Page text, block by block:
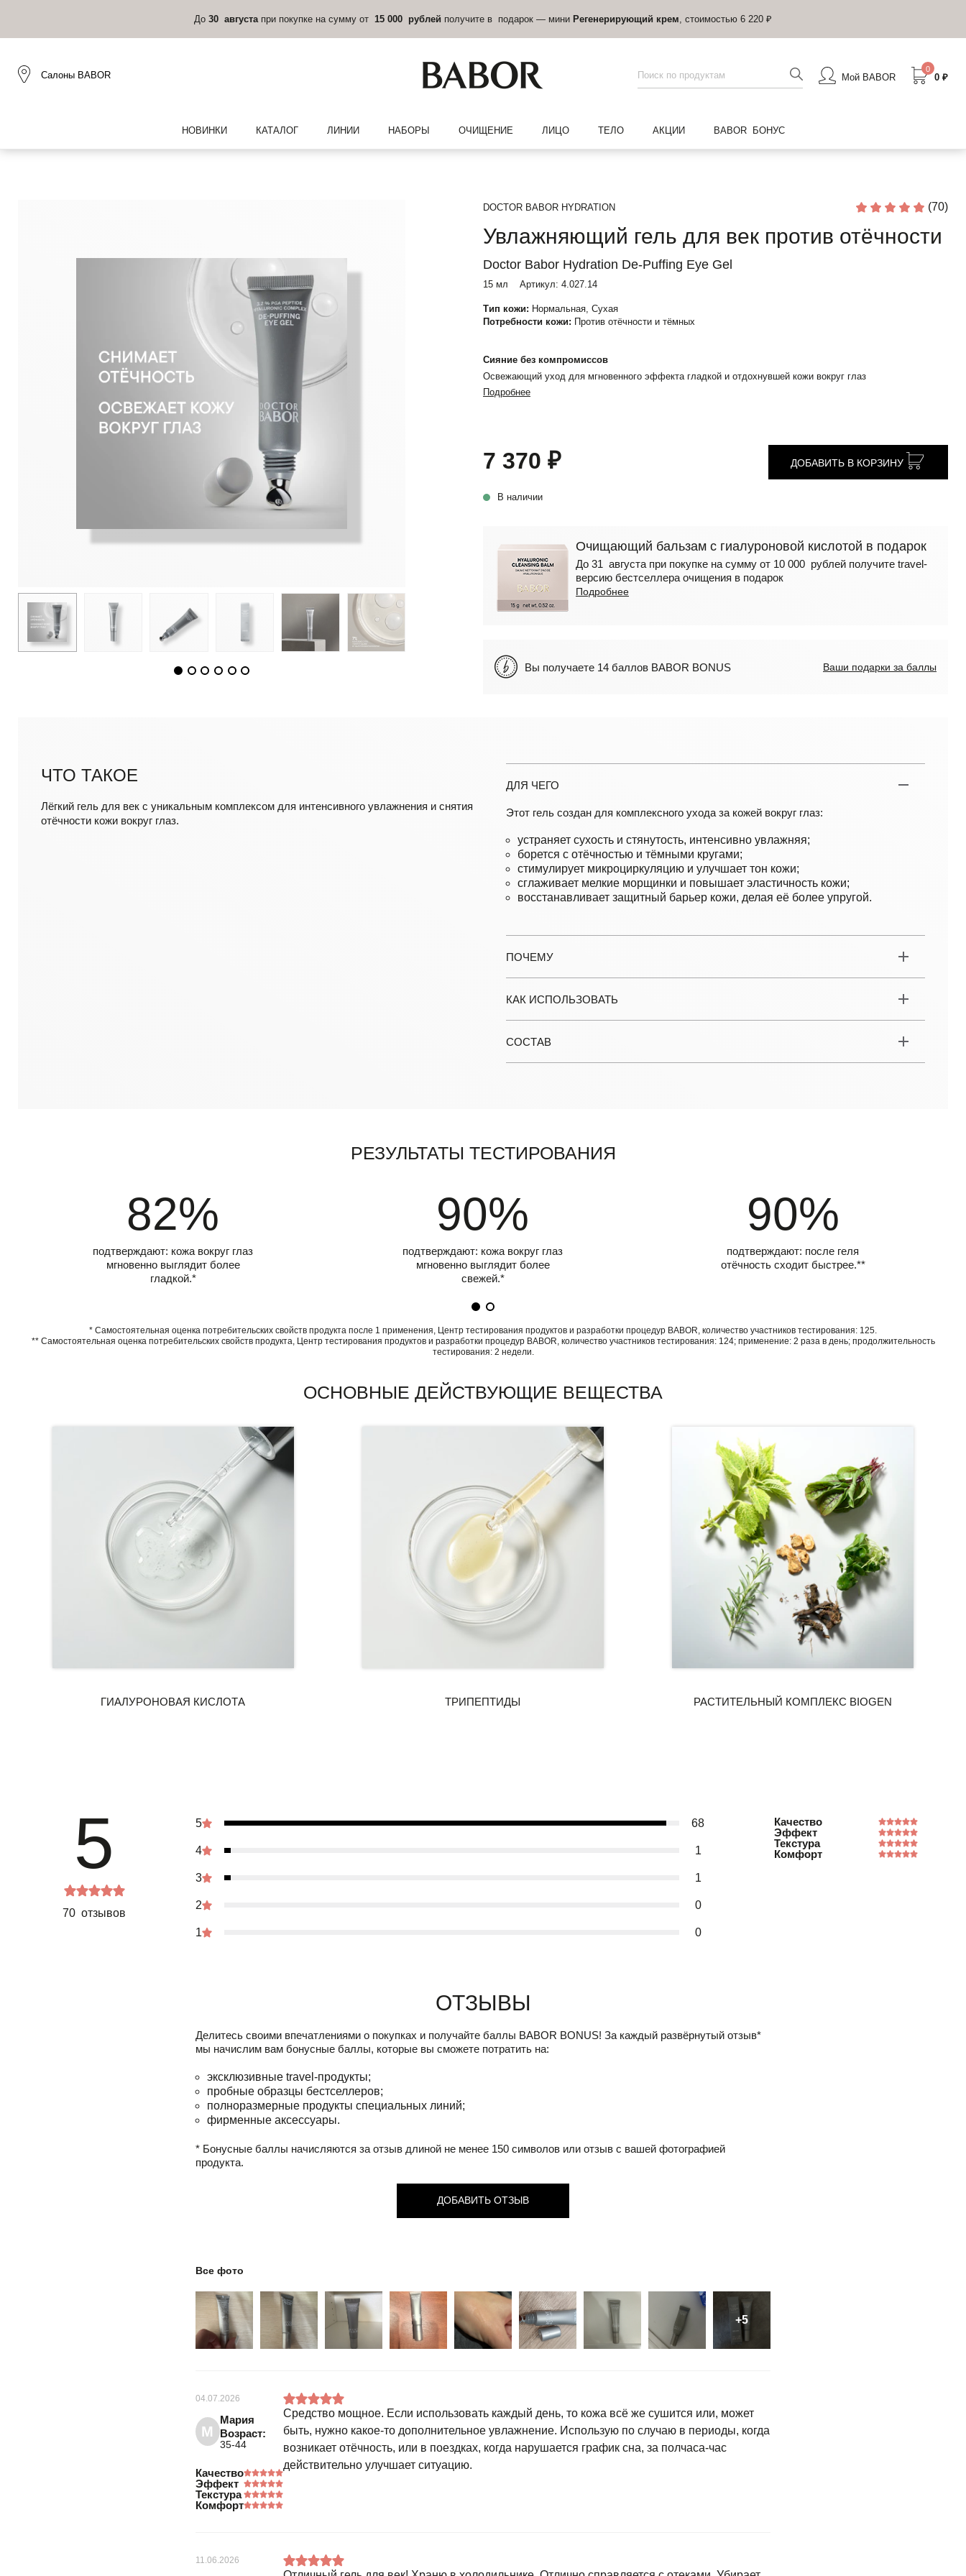
До 30 августа при покупке на сумму от 15 000 рублей получите в подарок — мини Регенерирующий крем , стоимостью 6 220 ₽
Салоны BABOR Мой BABOR
0
0 ₽
НОВИНКИ КАТАЛОГ ЛИНИИ НАБОРЫ ОЧИЩЕНИЕ ЛИЦО ТЕЛО АКЦИИ BABOR БОНУС
DOCTOR BABOR HYDRATION (70)
Увлажняющий гель для век против отёчности
Doctor Babor Hydration De-Puffing Eye Gel
15 мл Артикул: 4.027.14
Тип кожи: Нормальная, Сухая
Потребности кожи: Против отёчности и тёмных
Сияние без компромиссов
Освежающий уход для мгновенного эффекта гладкой и отдохнувшей кожи вокруг глаз
Подробнее
7 370 ₽
В наличии
ДОБАВИТЬ В КОРЗИНУ
Очищающий бальзам с гиалуроновой кислотой в подарок
До 31 августа при покупке на сумму от 10 000 рублей получите travel-
версию бестселлера очищения в подарок
Подробнее
Вы получаете 14 баллов BABOR BONUS Ваши подарки за баллы
ЧТО ТАКОЕ
Лёгкий гель для век с уникальным комплексом для интенсивного увлажнения и снятия
отёчности кожи вокруг глаз.
ДЛЯ ЧЕГО
Этот гель создан для комплексного ухода за кожей вокруг глаз:
устраняет сухость и стянутость, интенсивно увлажняя;
борется с отёчностью и тёмными кругами;
стимулирует микроциркуляцию и улучшает тон кожи;
сглаживает мелкие морщинки и повышает эластичность кожи;
восстанавливает защитный барьер кожи, делая её более упругой.
ПОЧЕМУ
КАК ИСПОЛЬЗОВАТЬ
СОСТАВ
Результаты тестирования
82%
подтверждают: кожа вокруг глаз
мгновенно выглядит более
гладкой.*
90%
подтверждают: кожа вокруг глаз
мгновенно выглядит более
свежей.*
90%
подтверждают: после геля
отёчность сходит быстрее.**
* Самостоятельная оценка потребительских свойств продукта после 1 применения, Центр тестирования продуктов и разработки процедур BABOR, количество участников тестирования: 125.
** Самостоятельная оценка потребительских свойств продукта, Центр тестирования продуктов и разработки процедур BABOR, количество участников тестирования: 124; применение: 2 раза в день; продолжительность
тестирования: 2 недели.
ОСНОВНЫЕ ДЕЙСТВУЮЩИЕ ВЕЩЕСТВА
5
70 отзывов
5 68
4 1
3 1
2 0
1 0
Качество
Эффект
Текстура
Комфорт
Отзывы
Делитесь своими впечатлениями о покупках и получайте баллы BABOR BONUS! За каждый развёрнутый отзыв*
мы начислим вам бонусные баллы, которые вы сможете потратить на:
эксклюзивные travel-продукты;
пробные образцы бестселлеров;
полноразмерные продукты специальных линий;
фирменные аксессуары.
* Бонусные баллы начисляются за отзыв длиной не менее 150 символов или отзыв с вашей фотографией
продукта.
ДОБАВИТЬ ОТЗЫВ
Все фото
04.07.2026
М
Мария
Возраст:
35-44
Качество
Эффект
Текстура
Комфорт
Средство мощное. Если использовать каждый день, то кожа всё же сушится или, может
быть, нужно какое-то дополнительное увлажнение. Использую по случаю в периоды, когда
возникает отёчность, или в поездках, когда нарушается график сна, за полчаса-час
действительно улучшает ситуацию.
11.06.2026